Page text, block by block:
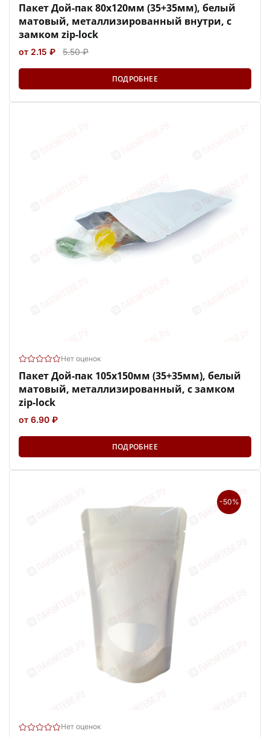
Пакет Дой-пак 80х120мм (35+35мм), белый
матовый, металлизированный внутри, с
замком zip-lock
от 2.15 ₽ 5.50 ₽
ПОДРОБНЕЕ
Нет оценок
Пакет Дой-пак 105х150мм (35+35мм), белый
матовый, металлизированный, с замком
zip-lock
от 6.90 ₽
ПОДРОБНЕЕ
-50%
Нет оценок